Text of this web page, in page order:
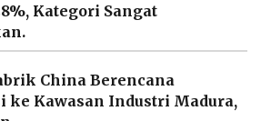
Kategori Sangat
China Berencana
ke Kawasan Industri Madura,